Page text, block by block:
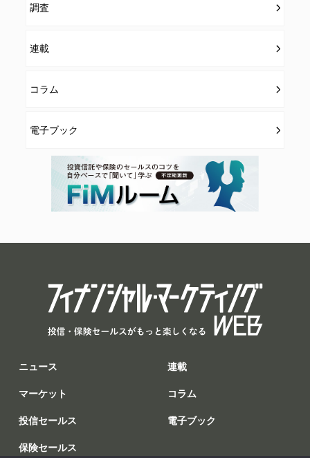
調査
連載
コラム
電子ブック
ニュース
マーケット
投信セールス
保険セールス
連載
コラム
電子ブック